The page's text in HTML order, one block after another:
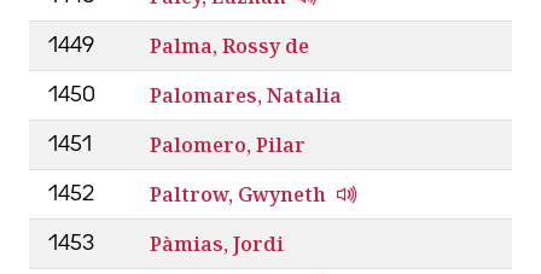
1449 Palma, Rossy de
1450 Palomares, Natalia
1451 Palomero, Pilar
1452 Paltrow, Gwyneth
1453 Pàmias, Jordi